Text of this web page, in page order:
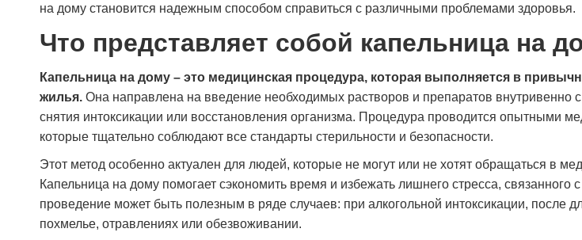
на дому становится надежным способом справиться с различными проблемами здоровья.
Что представляет собой капельница на
Капельница на дому – это медицинская процедура, которая выполняется в
жилья. Она направлена на введение необходимых растворов и препаратов внутривенно
снятия интоксикации или восстановления организма. Процедура проводится опытными
которые тщательно соблюдают все стандарты стерильности и безопасности.
Этот метод особенно актуален для людей, которые не могут или не хотят обращаться в
Капельница на дому помогает сэкономить время и избежать лишнего стресса, связанного
проведение может быть полезным в ряде случаев: при алкогольной интоксикации, после
похмелье, отравлениях или обезвоживании.